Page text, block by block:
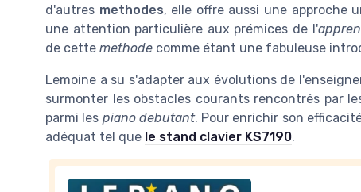
d'autres methodes, elle offre aussi une approche
une attention particulière aux prémices de l'
de cette methode comme étant une fabuleuse
Lemoine a su s'adapter aux évolutions de
surmonter les obstacles courants rencontrés par
parmi les piano debutant. Pour enrichir son
adéquat tel que le stand clavier KS7190.